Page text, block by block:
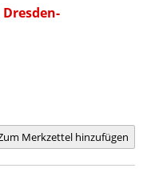
Merkzettel hinzufügen